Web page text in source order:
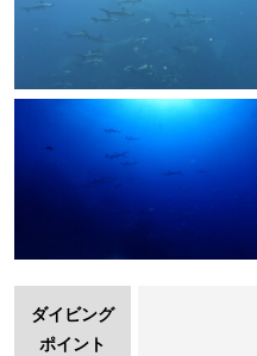
ダイビング
ポイント